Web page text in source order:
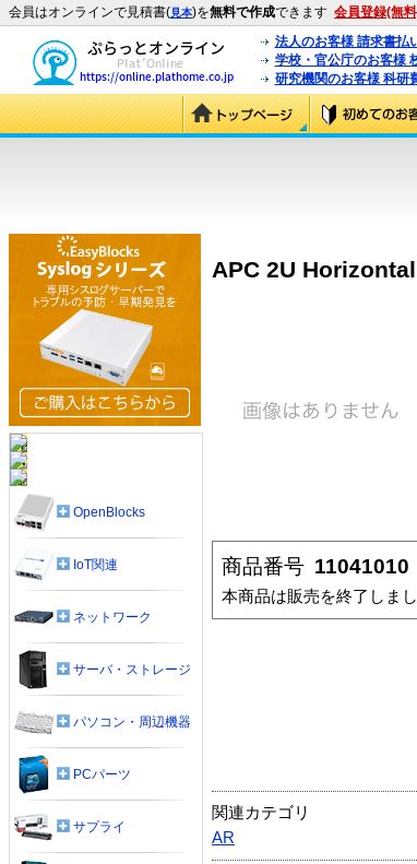
会員はオンラインで見積書(見本)を無料で作成できます 会員登録(無
法人のお客様 請求書払
学校・官公庁のお客様
研究機関のお客様 科研
APC 2U
商品番号 11041010
本商品は販売を終了しま
関連カテゴリ
AR
OpenBlocks
IoT関連
ネットワーク
サーバ・ストレージ
パソコン・周辺機器
PCパーツ
サプライ